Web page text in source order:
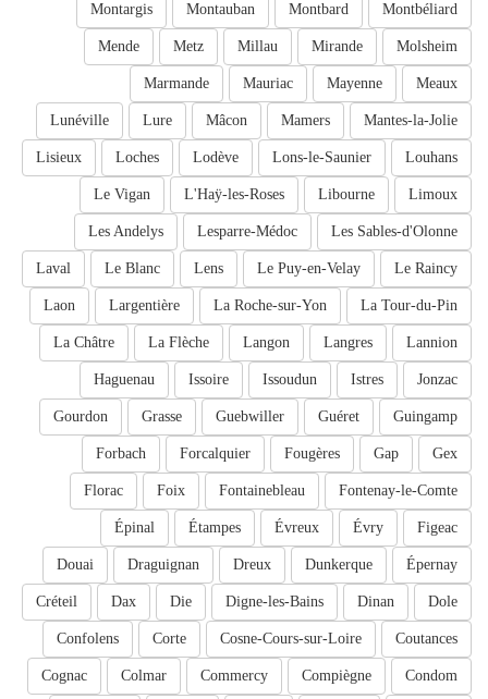
Montbéliard
Montbard
Montauban
Montargis
Molsheim
Mirande
Millau
Metz
Mende
Meaux
Mayenne
Mauriac
Marmande
Mantes-la-Jolie
Mamers
Mâcon
Lure
Lunéville
Louhans
Lons-le-Saunier
Lodève
Loches
Lisieux
Limoux
Libourne
L'Haÿ-les-Roses
Le Vigan
Les Sables-d'Olonne
Lesparre-Médoc
Les Andelys
Le Raincy
Le Puy-en-Velay
Lens
Le Blanc
Laval
La Tour-du-Pin
La Roche-sur-Yon
Largentière
Laon
Lannion
Langres
Langon
La Flèche
La Châtre
Jonzac
Istres
Issoudun
Issoire
Haguenau
Guingamp
Guéret
Guebwiller
Grasse
Gourdon
Gex
Gap
Fougères
Forcalquier
Forbach
Fontenay-le-Comte
Fontainebleau
Foix
Florac
Figeac
Évry
Évreux
Étampes
Épinal
Épernay
Dunkerque
Dreux
Draguignan
Douai
Dole
Dinan
Digne-les-Bains
Die
Dax
Créteil
Coutances
Cosne-Cours-sur-Loire
Corte
Confolens
Condom
Compiègne
Commercy
Colmar
Cognac